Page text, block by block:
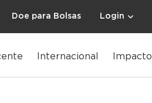
Doe para Bolsas Login
Internacional Impacto